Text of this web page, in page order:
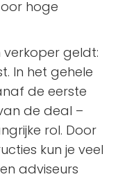
hoge
verkoper geldt:
In het gehele
de eerste
de deal –
rol. Door
kun je veel
adviseurs